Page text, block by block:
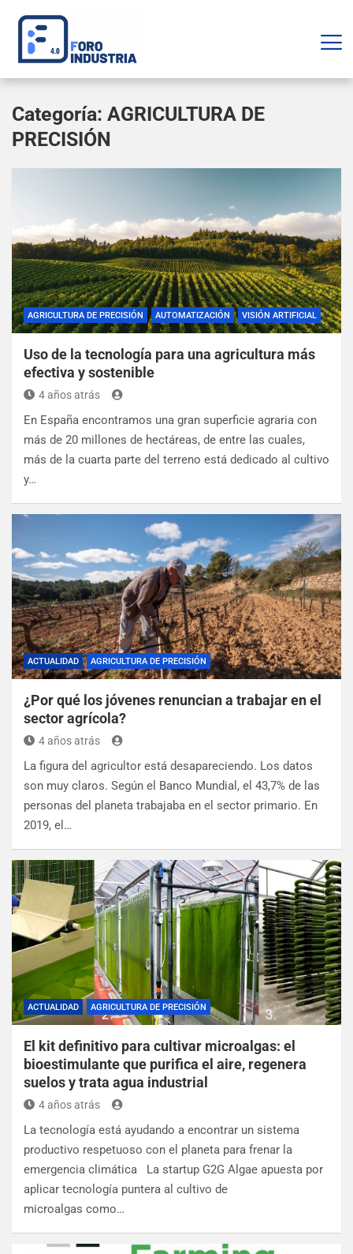
Categoría: AGRICULTURA DE
PRECISIÓN
AGRICULTURA DE PRECISIÓN AUTOMATIZACIÓN VISIÓN ARTIFICIAL
Uso de la tecnología para una agricultura más
efectiva y sostenible
4 años atrás
En España encontramos una gran superficie agraria con
más de 20 millones de hectáreas, de entre las cuales,
más de la cuarta parte del terreno está dedicado al cultivo
y…
ACTUALIDAD AGRICULTURA DE PRECISIÓN
¿Por qué los jóvenes renuncian a trabajar en el
sector agrícola?
4 años atrás
La figura del agricultor está desapareciendo. Los datos
son muy claros. Según el Banco Mundial, el 43,7% de las
personas del planeta trabajaba en el sector primario. En
2019, el…
ACTUALIDAD AGRICULTURA DE PRECISIÓN
El kit definitivo para cultivar microalgas: el
bioestimulante que purifica el aire, regenera
suelos y trata agua industrial
4 años atrás
La tecnología está ayudando a encontrar un sistema
productivo respetuoso con el planeta para frenar la
emergencia climática La startup G2G Algae apuesta por
aplicar tecnología puntera al cultivo de
microalgas como…